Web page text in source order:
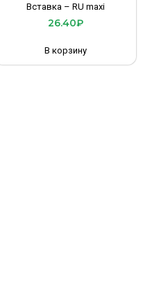
Вставка – RU maxi
26.40₽
В корзину